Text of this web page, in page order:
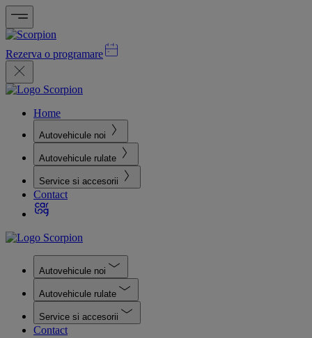
Rezerva o programare
Home
Autovehicule noi
Autovehicule rulate
Service si accesorii
Contact
Autovehicule noi
Autovehicule rulate
Service si accesorii
Contact